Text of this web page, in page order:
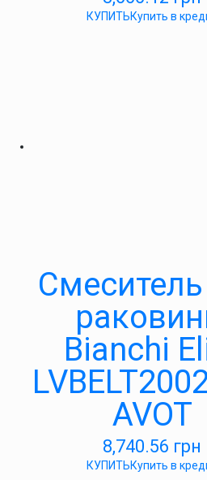
КУПИТЬКупить в
Bianchi
AVOT
8,740.56 грн
КУПИТЬКупить в